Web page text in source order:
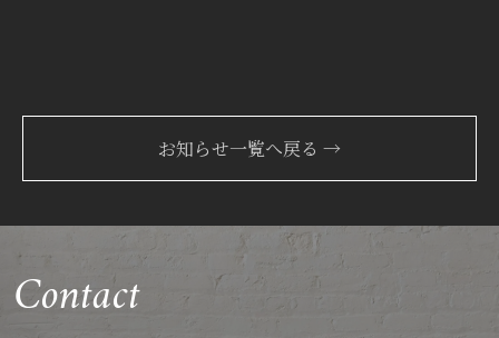
お知らせ一覧へ戻る →
Contact